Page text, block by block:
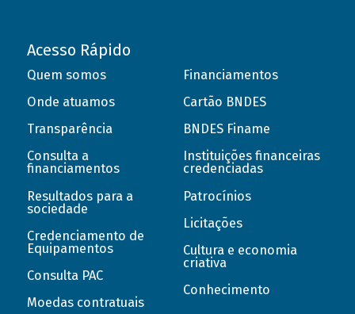
Acesso Rápido
Quem somos
Onde atuamos
Transparência
Consulta a
financiamentos
Resultados para a
sociedade
Credenciamento de
Equipamentos
Consulta PAC
Moedas contratuais
Financiamentos
Cartão BNDES
BNDES Finame
Instituições financeiras
credenciadas
Patrocínios
Licitações
Cultura e economia
criativa
Conhecimento